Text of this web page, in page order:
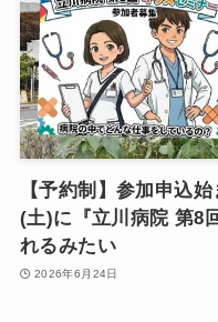
【予約制】参加申込
(土)に『立川病院 第8
れるみたい
2026年6月24日